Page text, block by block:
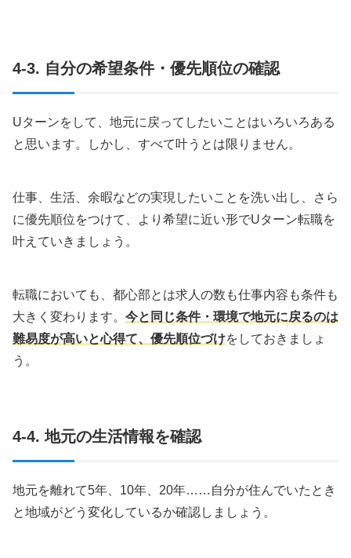
4-3. 自分の希望条件・優先順位の確認
Uターンをして、地元に戻ってしたいことはいろいろある
と思います。しかし、すべて叶うとは限りません。
仕事、生活、余暇などの実現したいことを洗い出し、さら
に優先順位をつけて、より希望に近い形でUターン転職を
叶えていきましょう。
転職においても、都心部とは求人の数も仕事内容も条件も
大きく変わります。 今と同じ条件・環境で地元に戻るのは
難易度が高いと心得て、優先順位づけをしておきましょ
う。
4-4. 地元の生活情報を確認
地元を離れて5年、10年、20年……自分が住んでいたとき
と地域がどう変化しているか確認しましょう。